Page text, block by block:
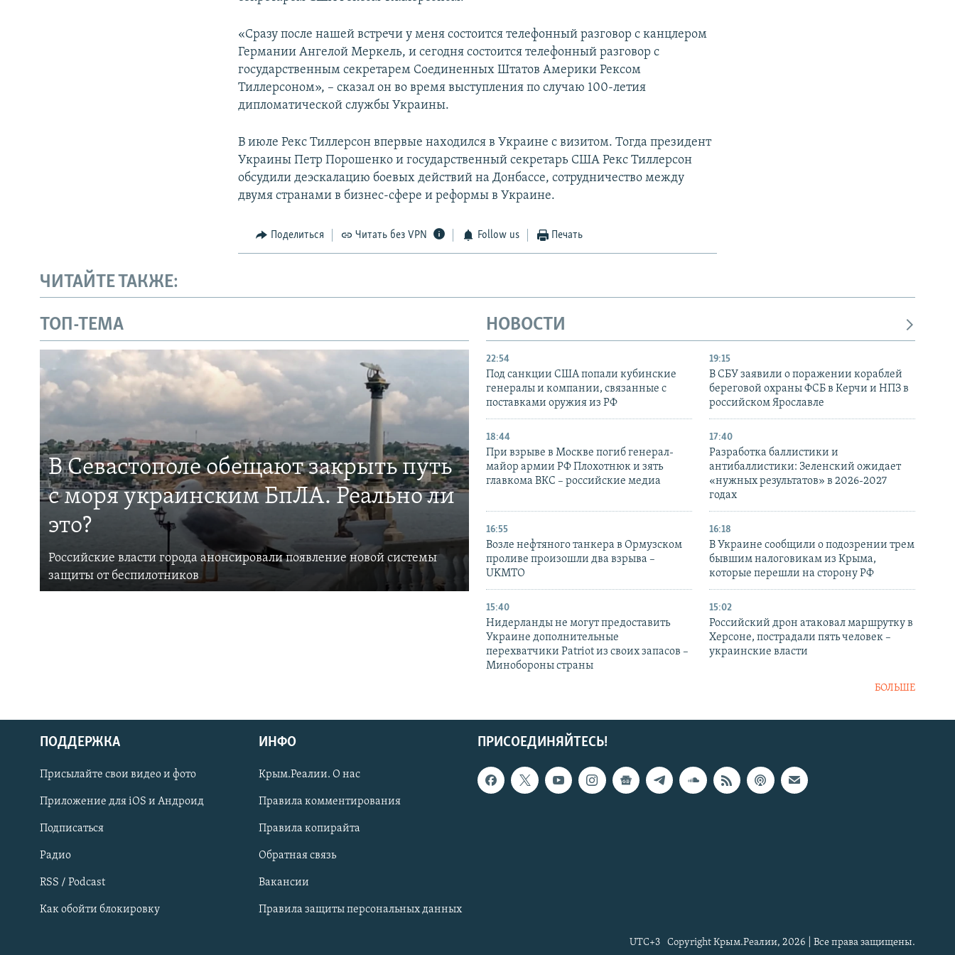
Українською
Qırımtatar
ПРИСОЕДИНЯЙТЕСЬ!
«Сразу после нашей встречи у меня состоится телефонный разговор с канцлером
Германии Ангелой Меркель, и сегодня состоится телефонный разговор с
государственным секретарем Соединенных Штатов Америки Рексом
Тиллерсоном», – сказал он во время выступления по случаю 100-летия
дипломатической службы Украины.
В июле Рекс Тиллерсон впервые находился в Украине с визитом. Тогда президент
Украины Петр Порошенко и государственный секретарь США Рекс Тиллерсон
обсудили деэскалацию боевых действий на Донбассе, сотрудничество между
двумя странами в бизнес-сфере и реформы в Украине.
Поделиться Читать без VPN Follow us Печать
ЧИТАЙТЕ ТАКЖЕ:
ТОП-ТЕМА
В Севастополе обещают закрыть путь
с моря украинским БпЛА. Реально ли
это?
Российские власти города анонсировали появление новой системы
защиты от беспилотников
НОВОСТИ
22:54
Под санкции США попали кубинские
генералы и компании, связанные с
поставками оружия из РФ
19:15
В СБУ заявили о поражении кораблей
береговой охраны ФСБ в Керчи и НПЗ в
российском Ярославле
18:44
При взрыве в Москве погиб генерал-
майор армии РФ Плохотнюк и зять
главкома ВКС – российские медиа
17:40
Разработка баллистики и
антибаллистики: Зеленский ожидает
«нужных результатов» в 2026-2027
годах
16:55
Возле нефтяного танкера в Ормузском
проливе произошли два взрыва –
UKMTO
16:18
В Украине сообщили о подозрении трем
бывшим налоговикам из Крыма,
которые перешли на сторону РФ
15:40
Нидерланды не могут предоставить
Украине дополнительные
перехватчики Patriot из своих запасов –
Минобороны страны
15:02
Российский дрон атаковал маршрутку в
Херсоне, пострадали пять человек –
украинские власти
БОЛЬШЕ
ПРИСОЕДИНЯЙТЕСЬ!
ПОДДЕРЖКА
Присылайте свои видео и фото
Приложение для iOS и Андроид
Подписаться
Радио
RSS / Podcast
Как обойти блокировку
ИНФО
Крым.Реалии. О нас
Правила комментирования
Правила копирайта
Обратная связь
Вакансии
Правила защиты персональных данных
Copyright Крым.Реалии, 2026 | Все права защищены.
UTC+3